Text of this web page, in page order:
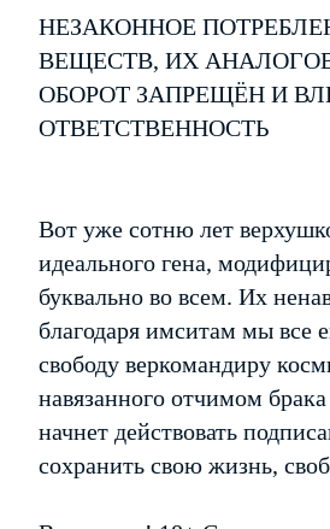
НЕЗАКОННОЕ
ВЕЩЕСТВ, ИХ
ОБОРОТ ЗАПРЕЩЁН И
ОТВЕТСТВЕННОСТЬ
Вот уже сотню лет
идеального гена,
буквально во всем. Их
благодаря имситам мы все
свободу веркомандиру
навязанного отчимом
начнет действовать
сохранить свою жизнь,